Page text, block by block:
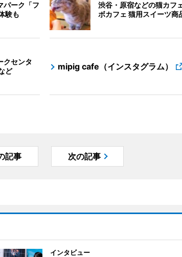
パーク「フ
験も
渋谷・原宿などの猫カフ
ボカフェ 猫用スイーツ商
クセンタ
ど
mipig cafe（インスタグラム）
記事 次の記事
インタビュー